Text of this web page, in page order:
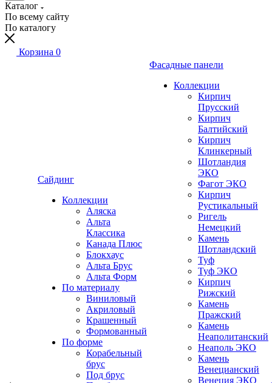
Каталог
По всему сайту
По каталогу
Корзина 0
Сайдинг
Коллекции
Аляска
Альта
Классика
Канада Плюс
Блокхаус
Альта Брус
Альта Форм
По материалу
Виниловый
Акриловый
Крашенный
Формованный
По форме
Корабельный
брус
Под брус
Фасадные панели
Коллекции
Кирпич
Прусский
Кирпич
Балтийский
Кирпич
Клинкерный
Шотландия
ЭКО
Фагот ЭКО
Кирпич
Рустикальный
Ригель
Немецкий
Камень
Шотландский
Туф
Туф ЭКО
Кирпич
Рижский
Камень
Пражский
Камень
Неаполитанский
Неаполь ЭКО
Камень
Венецианский
Венеция ЭКО